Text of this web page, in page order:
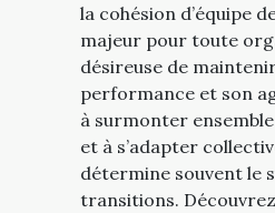
la cohésion d’équipe
majeur pour toute
désireuse de
performance et son
à surmonter
et à s’adapter
détermine souvent le
transitions.